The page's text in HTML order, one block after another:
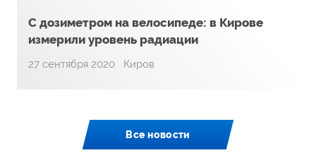
С дозиметром на велосипеде: в Кирове
измерили уровень радиации
27 сентября 2020 Киров
Все новости